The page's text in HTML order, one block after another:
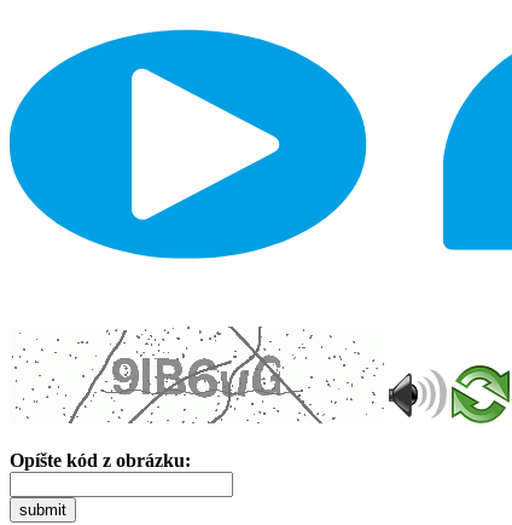
Opíšte kód z obrázku:
submit